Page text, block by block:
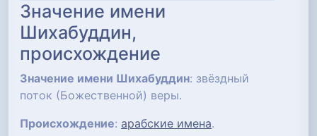
Значение имени
Шихабуддин,
происхождение
Значение имени Шихабуддин: звёздный
поток (Божественной) веры.
Происхождение: арабские имена.